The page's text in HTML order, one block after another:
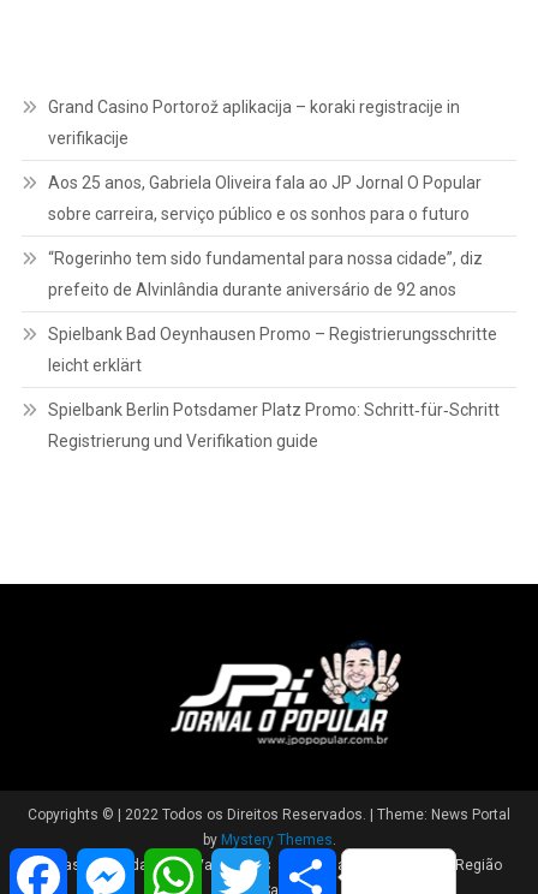
Grand Casino Portorož aplikacija – koraki registracije in
verifikacije
Aos 25 anos, Gabriela Oliveira fala ao JP Jornal O Popular
sobre carreira, serviço público e os sonhos para o futuro
“Rogerinho tem sido fundamental para nossa cidade”, diz
prefeito de Alvinlândia durante aniversário de 92 anos
Spielbank Bad Oeynhausen Promo – Registrierungsschritte
leicht erklärt
Spielbank Berlin Potsdamer Platz Promo: Schritt‑für‑Schritt
Registrierung und Verifikation guide
Copyrights © | 2022 Todos os Direitos Reservados.
Theme: News Portal
by Mystery Themes.
Brasil
Cidade Variedades Polícia
Região
Saúde
FacebookMessengerWhatsAppTwitter Share